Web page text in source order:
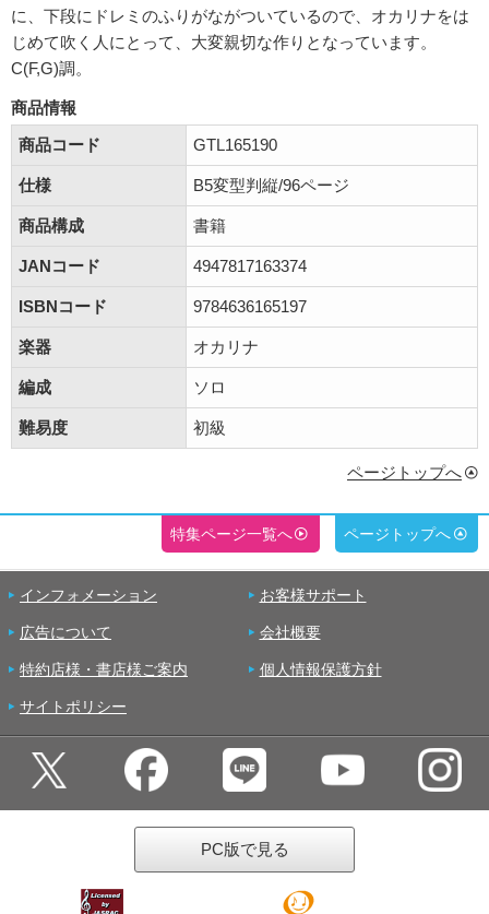
に、下段にドレミのふりがながついているので、オカリナをは
じめて吹く人にとって、大変親切な作りとなっています。
C(F,G)調。
商品情報
商品コード
GTL165190
仕様 B5変型判縦/96ページ
商品構成 書籍
JANコード 4947817163374
ISBNコード 9784636165197
楽器 オカリナ
編成 ソロ
難易度 初級
ページトップへ
特集ページ一覧へ ページトップへ
インフォメーション お客様サポート
広告について 会社概要
特約店様・書店様ご案内 個人情報保護方針
サイトポリシー
PC版で見る